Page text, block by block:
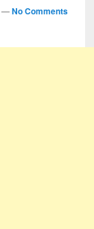
—No Comments